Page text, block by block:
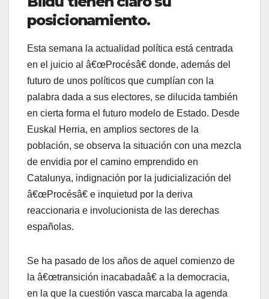
posicionamiento.
Esta semana la actualidad polí­tica está centrada
en el juicio al â€œProcésâ€ donde, además del
futuro de unos polí­ticos que cumplí­an con la
palabra dada a sus electores, se dilucida también
en cierta forma el futuro modelo de Estado. Desde
Euskal Herria, en amplios sectores de la
población, se observa la situación con una mezcla
de envidia por el camino emprendido en
Catalunya, indignación por la judicialización del
â€œProcésâ€ e inquietud por la deriva
reaccionaria e involucionista de las derechas
españolas.
Se ha pasado de los años de aquel comienzo de
la â€œtransición inacabadaâ€ a la democracia,
en la que la cuestión vasca marcaba la agenda